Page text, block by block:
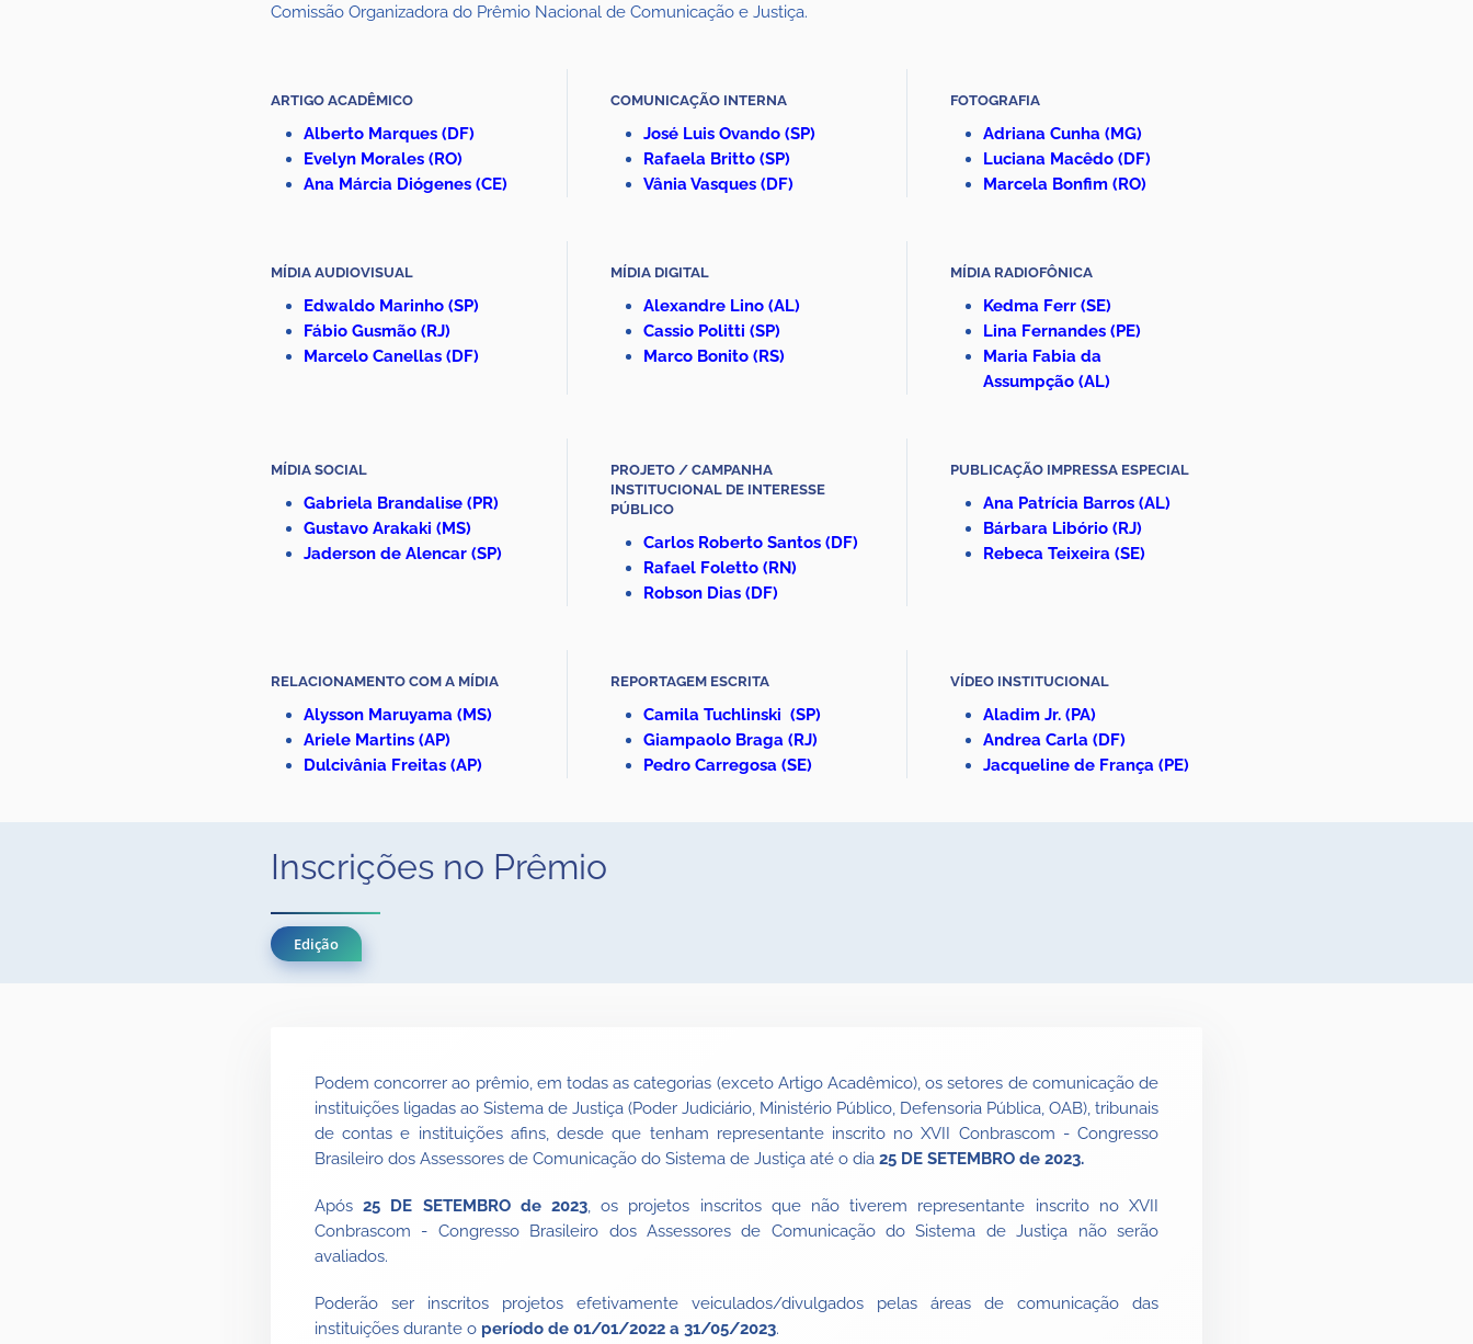
Comissão Organizadora do Prêmio Nacional de Comunicação e Justiça.
ARTIGO ACADÊMICO
Alberto Marques (DF)
Evelyn Morales (RO)
Ana Márcia Diógenes (CE)
COMUNICAÇÃO INTERNA
José Luis Ovando (SP)
Rafaela Britto (SP)
Vânia Vasques (DF)
FOTOGRAFIA
Adriana Cunha(MG)
Luciana Macêdo(DF)
Marcela Bonfim(RO)
MÍDIA AUDIOVISUAL
Edwaldo Marinho (SP)
Fábio Gusmão (RJ)
Marcelo Canellas (DF)
MÍDIA DIGITAL
Alexandre Lino (AL)
Cassio Politti (SP)
Marco Bonito(RS)
MÍDIA RADIOFÔNICA
Kedma Ferr(SE)
Lina Fernandes (PE)
Maria Fabia da
Assumpção (AL)
MÍDIA SOCIAL
Gabriela Brandalise (PR)
Gustavo Arakaki (MS)
Jaderson de Alencar (SP)
PROJETO / CAMPANHA
INSTITUCIONAL DE INTERESSE
PÚBLICO
Carlos Roberto Santos(DF)
Rafael Foletto (RN)
Robson Dias (DF)
PUBLICAÇÃO IMPRESSA ESPECIAL
Ana Patrícia Barros (AL)
Bárbara Libório (RJ)
Rebeca Teixeira(SE)
RELACIONAMENTO COM A MÍDIA
Alysson Maruyama (MS)
Ariele Martins (AP)
Dulcivânia Freitas (AP)
REPORTAGEM ESCRITA
Camila Tuchlinski (SP)
Giampaolo Braga (RJ)
Pedro Carregosa (SE)
VÍDEO INSTITUCIONAL
Aladim Jr. (PA)
Andrea Carla (DF)
Jacqueline de França (PE)
Inscrições no Prêmio
Edição
Podem concorrer ao prêmio, em todas as categorias (exceto Artigo Acadêmico), os setores de comunicação de
instituições ligadas ao Sistema de Justiça (Poder Judiciário, Ministério Público, Defensoria Pública, OAB), tribunais
de contas e instituições afins, desde que tenham representante inscrito no XVII Conbrascom - Congresso
Brasileiro dos Assessores de Comunicação do Sistema de Justiça até o dia 25 DE SETEMBRO de 2023.
Após25 DE SETEMBROde 2023, os projetos inscritos que não tiverem representante inscrito no XVII
Conbrascom - Congresso Brasileiro dos Assessores de Comunicação do Sistema de Justiça não serão
avaliados.
Poderão ser inscritos projetos efetivamente veiculados/divulgados pelas áreas de comunicação das
instituições durante o período de 01/01/2022 a 31/05/2023.